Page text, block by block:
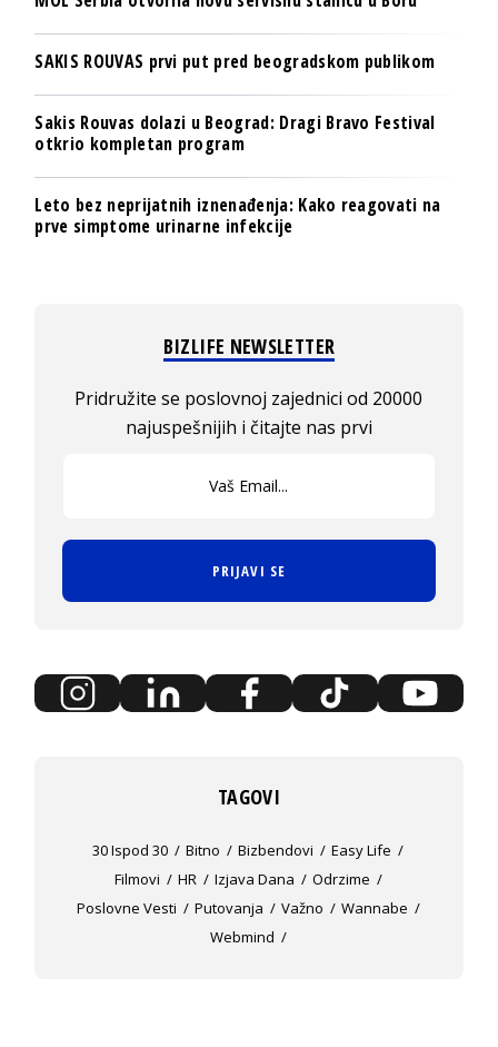
SAKIS ROUVAS prvi put pred beogradskom publikom
Sakis Rouvas dolazi u Beograd: Dragi Bravo Festival
otkrio kompletan program
Leto bez neprijatnih iznenađenja: Kako reagovati na
prve simptome urinarne infekcije
BIZLIFE NEWSLETTER
Pridružite se poslovnoj zajednici od 20000
najuspešnijih i čitajte nas prvi
PRIJAVI SE
TAGOVI
30 Ispod 30 Bitno Bizbendovi
Easy Life
Filmovi
HR Izjava Dana
Odrzime
Poslovne Vesti
Putovanja Važno
Wannabe
Webmind